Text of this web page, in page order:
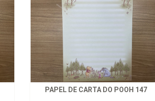
PAPEL DE CARTA DO POOH 147